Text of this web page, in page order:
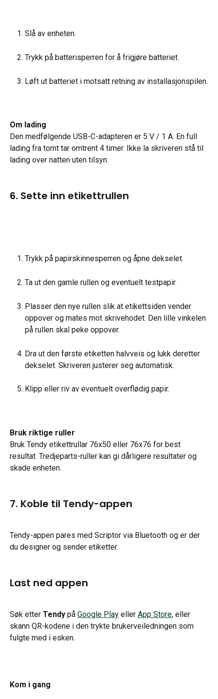
Slå av enheten.
Trykk på batterisperren for å frigjøre batteriet.
Løft ut batteriet i motsatt retning av installasjonspilen.
Om lading
Den medfølgende USB-C-adapteren er 5 V / 1 A. En full
lading fra tomt tar omtrent 4 timer. Ikke la skriveren stå til
lading over natten uten tilsyn.
6. Sette inn etikettrullen
Trykk på papirskinnesperren og åpne dekselet.
Ta ut den gamle rullen og eventuelt testpapir.
Plasser den nye rullen slik at etikettsiden vender
oppover og mates mot skrivehodet. Den lille vinkelen
på rullen skal peke oppover.
Dra ut den første etiketten halvveis og lukk deretter
dekselet. Skriveren justerer seg automatisk.
Klipp eller riv av eventuelt overflødig papir.
Bruk riktige ruller
Bruk Tendy etikettrullar 76x50 eller 76x76 for best
resultat. Tredjeparts-ruller kan gi dårligere resultater og
skade enheten.
7. Koble til Tendy-appen
Tendy-appen pares med Scriptor via Bluetooth og er der
du designer og sender etiketter.
Last ned appen
Søk etter Tendy på Google Play eller App Store, eller
skann QR-kodene i den trykte brukerveiledningen som
fulgte med i esken.
Kom i gang